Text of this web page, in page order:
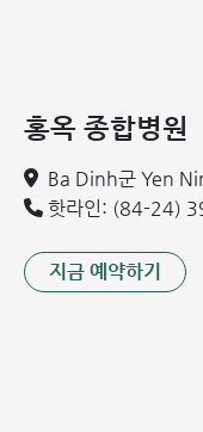
개월 차에 기초 접
B형 간염 백신: 영
료해야 하며, 만
결핵 백신 (BCG):
홍옥 종합병원
Ba Dinh군 Yen
핫라인: (84-24)
지금 예약하기